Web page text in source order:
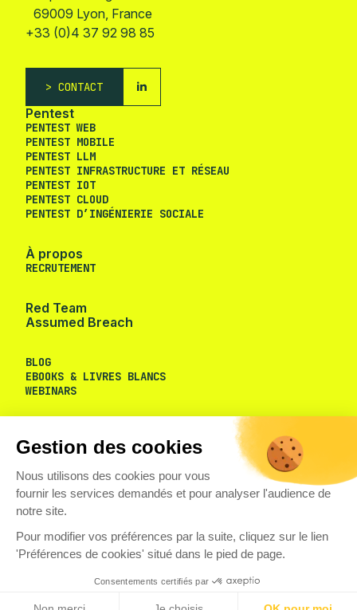
Gestion des cookies
fournir les services demandés et pour analyser l'audience de
notre site.
Pour modifier vos préférences par la suite, cliquez sur le lien
'Préférences de cookies' situé dans le pied de page.
Je choisis
Plateforme de Gestion du Consentement : Personnalisez vos
69009 Lyon, France
+33 (0)4 37 92 98 85
CONTACT
Pentest
PENTEST WEB
PENTEST MOBILE
PENTEST LLM
PENTEST INFRASTRUCTURE ET RÉSEAU
PENTEST IOT
PENTEST CLOUD
PENTEST D’INGÉNIERIE SOCIALE
À propos
RECRUTEMENT
Red Team
Assumed Breach
BLOG
EBOOKS & LIVRES BLANCS
WEBINARS
© VAADATACONFIDENTIALITÉCOOKIES LANCER UNE ALERTE